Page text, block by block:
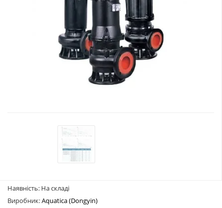
Наявність: На складі
Виробник:Aquatica (Dongyin)